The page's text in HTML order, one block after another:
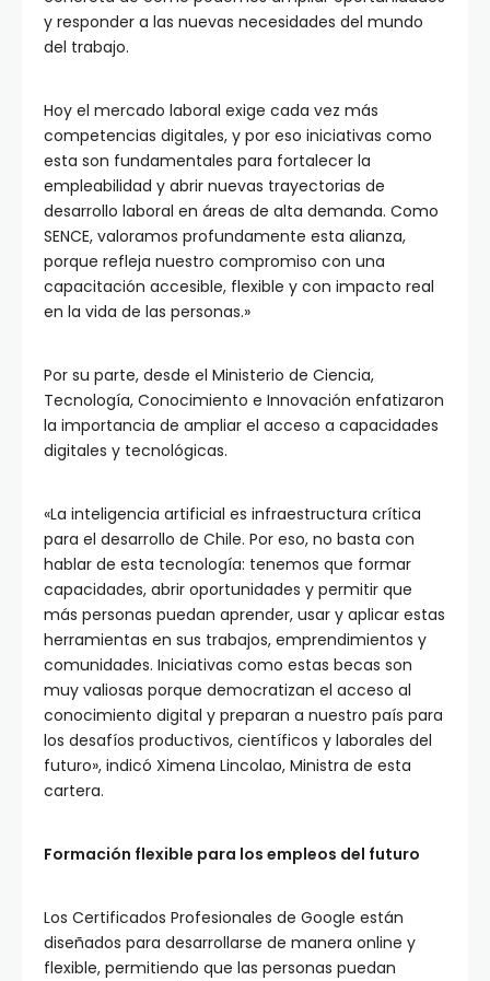
y responder a las nuevas necesidades del mundo
del trabajo.
Hoy el mercado laboral exige cada vez más
competencias digitales, y por eso iniciativas como
esta son fundamentales para fortalecer la
empleabilidad y abrir nuevas trayectorias de
desarrollo laboral en áreas de alta demanda. Como
SENCE, valoramos profundamente esta alianza,
porque refleja nuestro compromiso con una
capacitación accesible, flexible y con impacto real
en la vida de las personas.»
Por su parte, desde el Ministerio de Ciencia,
Tecnología, Conocimiento e Innovación enfatizaron
la importancia de ampliar el acceso a capacidades
digitales y tecnológicas.
«La inteligencia artificial es infraestructura crítica
para el desarrollo de Chile. Por eso, no basta con
hablar de esta tecnología: tenemos que formar
capacidades, abrir oportunidades y permitir que
más personas puedan aprender, usar y aplicar estas
herramientas en sus trabajos, emprendimientos y
comunidades. Iniciativas como estas becas son
muy valiosas porque democratizan el acceso al
conocimiento digital y preparan a nuestro país para
los desafíos productivos, científicos y laborales del
futuro», indicó Ximena Lincolao, Ministra de esta
cartera.
Formación flexible para los empleos del futuro
Los Certificados Profesionales de Google están
diseñados para desarrollarse de manera online y
flexible, permitiendo que las personas puedan